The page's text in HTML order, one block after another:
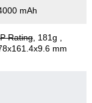
mAh
Rating, 181g
mm